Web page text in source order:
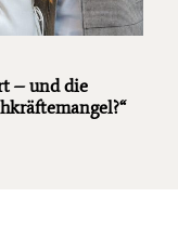
– und die